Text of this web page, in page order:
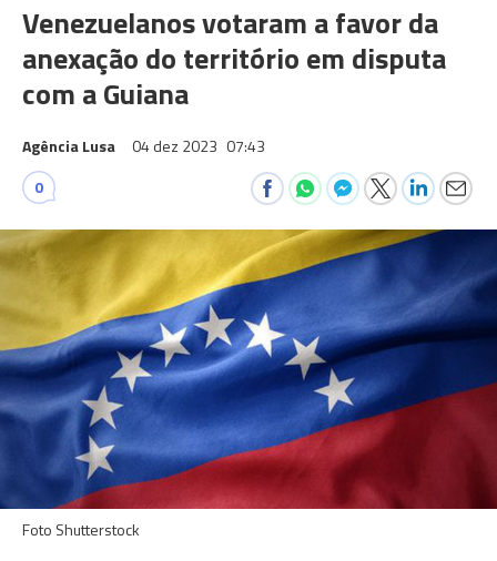
Venezuelanos votaram a favor da
anexação do território em disputa
com a Guiana
Agência Lusa 04 dez 2023 07:43
0
Foto Shutterstock